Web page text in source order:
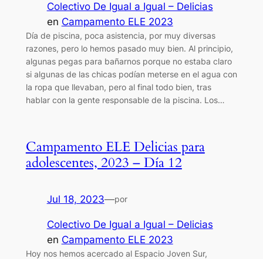
Colectivo De Igual a Igual – Delicias
en Campamento ELE 2023
Día de piscina, poca asistencia, por muy diversas
razones, pero lo hemos pasado muy bien. Al principio,
algunas pegas para bañarnos porque no estaba claro
si algunas de las chicas podían meterse en el agua con
la ropa que llevaban, pero al final todo bien, tras
hablar con la gente responsable de la piscina. Los…
Campamento ELE Delicias para
adolescentes, 2023 – Día 12
Jul 18, 2023—por
Colectivo De Igual a Igual – Delicias
en Campamento ELE 2023
Hoy nos hemos acercado al Espacio Joven Sur,